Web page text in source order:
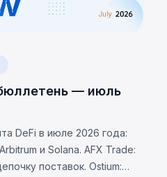
— июль
DeFi в июле 2026 года:
и Solana. AFX Trade:
поставок. Ostium: